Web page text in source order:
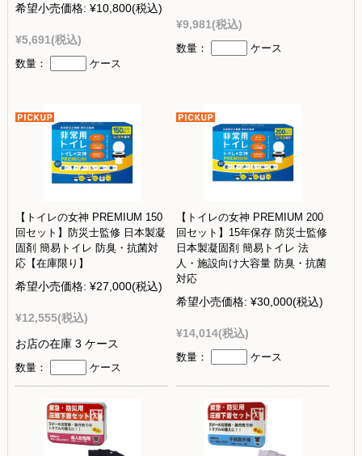
希望小売価格: ¥10,800(税込)
¥5,691(税込)
数量： ケース
¥9,981(税込)
数量： ケース
【トイレの女神 PREMIUM 150
回セット】防災士監修 日本製凝
固剤 簡易トイレ 防臭・抗菌対
応【在庫限り】
希望小売価格: ¥27,000(税込)
¥12,555(税込)
お店の在庫 3 ケース
数量： ケース
【トイレの女神 PREMIUM 200
回セット】15年保存 防災士監修
日本製凝固剤 簡易トイレ 法
人・施設向け大容量 防臭・抗菌
対応
希望小売価格: ¥30,000(税込)
¥14,014(税込)
数量： ケース